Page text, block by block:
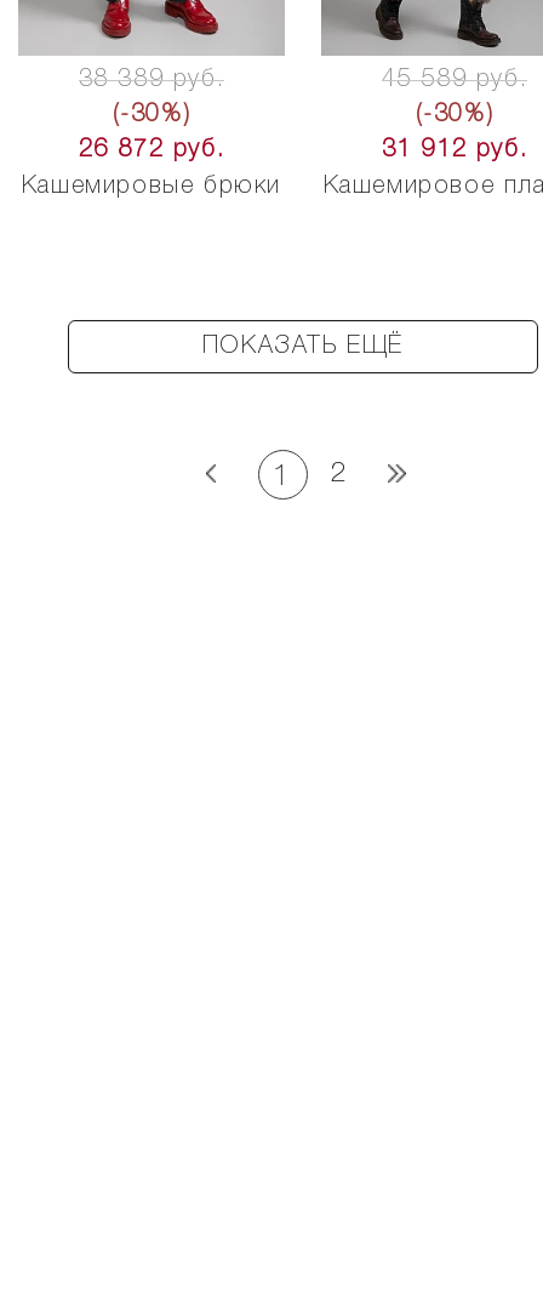
38 389 руб.
(-30%)
26 872 руб.
Кашемировые брюки
45 589 руб.
(-30%)
31 912 руб.
Кашемировое
ПОКАЗАТЬ ЕЩЁ
1 2